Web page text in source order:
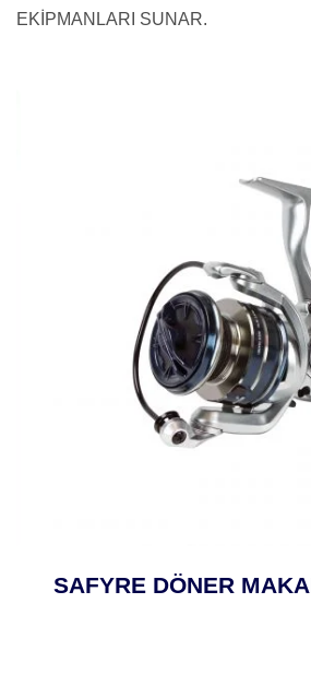
EKİPMANLARI SUNAR.
SAFYRE DÖNER MAKARA